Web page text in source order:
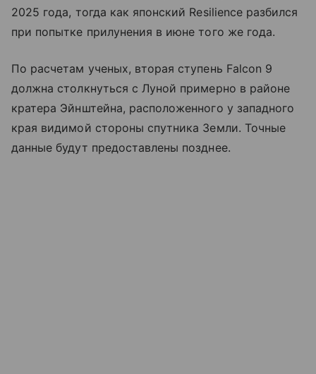
2025 года, тогда как японский Resilience разбился
при попытке прилунения в июне того же года.
По расчетам ученых, вторая ступень Falcon 9
должна столкнуться с Луной примерно в районе
кратера Эйнштейна, расположенного у западного
края видимой стороны спутника Земли. Точные
данные будут предоставлены позднее.